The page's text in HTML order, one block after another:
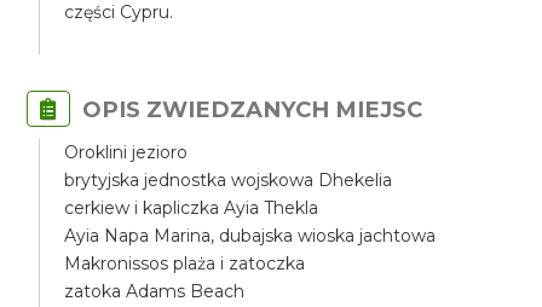
części Cypru.
OPIS ZWIEDZANYCH MIEJSC
Oroklini jezioro
brytyjska jednostka wojskowa Dhekelia
cerkiew i kapliczka Ayia Thekla
Ayia Napa Marina, dubajska wioska jachtowa
Makronissos plaża i zatoczka
zatoka Adams Beach